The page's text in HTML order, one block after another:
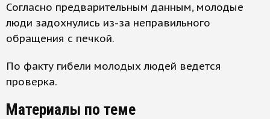
Согласно предварительным данным, молодые
люди задохнулись из-за неправильного
обращения с печкой.
По факту гибели молодых людей ведется
проверка.
Материалы по теме